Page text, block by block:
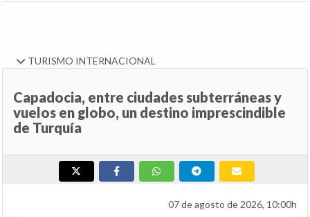
TURISMO INTERNACIONAL
Capadocia, entre ciudades subterráneas y
vuelos en globo, un destino imprescindible
de Turquía
07 de agosto de 2026, 10:00h